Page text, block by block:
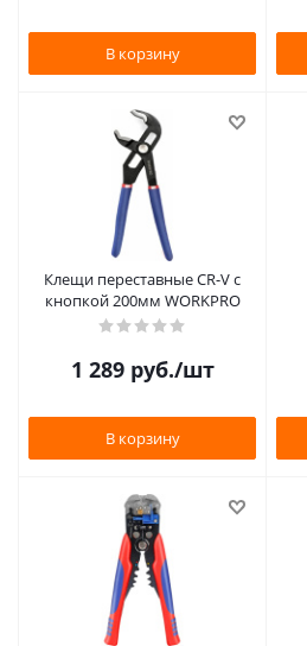
В корзину
Клещи переставные CR-V с
кнопкой 200мм WORKPRO
1 289руб./шт
В корзину